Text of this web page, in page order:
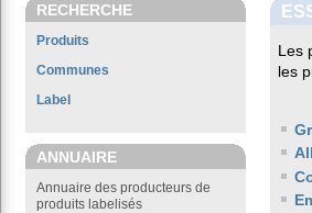
RECHERCHE
Produits
Communes
Label
ANNUAIRE
Annuaire des producteurs de
produits labelisés
Les
les